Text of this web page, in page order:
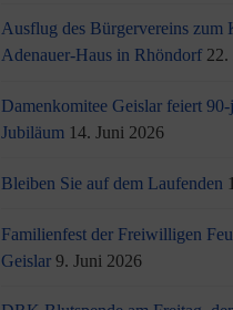
Ausflug des Bürgervereins zum
Adenauer-Haus in Rhöndorf 22.
Damenkomitee Geislar feiert 90-
Jubiläum 14. Juni 2026
Bleiben Sie auf dem Laufenden
Familienfest der Freiwilligen
Geislar 9. Juni 2026